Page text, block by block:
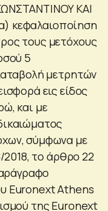
ΚΑΙ
κεφαλαιοποίηση
τους μετόχους
5
μετρητών
εις είδος
και με
σύμφωνα με
το άρθρο 22
Euronext Athens
της Euronext